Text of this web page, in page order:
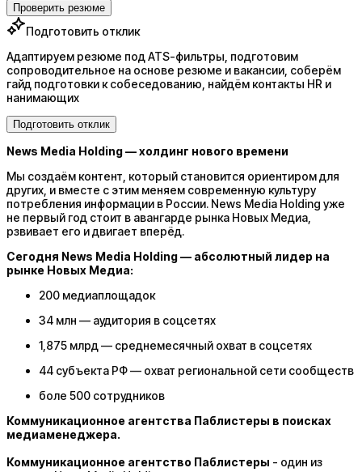
Проверить резюме
Подготовить отклик
Адаптируем резюме под ATS-фильтры, подготовим
сопроводительное на основе резюме и вакансии, соберём
гайд подготовки к собеседованию, найдём контакты HR и
нанимающих
Подготовить отклик
News Media Holding — холдинг нового времени
Мы создаём контент, который становится ориентиром для
других, и вместе с этим меняем современную культуру
потребления информации в России. News Media Holding уже
не первый год стоит в авангарде рынка Новых Медиа,
рзвивает его и двигает вперёд.
Сегодня News Media Holding — абсолютный лидер на
рынке Новых Медиа:
200 медиаплощадок
34 млн — аудитория в соцсетях
1,875 млрд — среднемесячный охват в соцсетях
44 субъекта РФ — охват региональной сети сообществ
боле 500 сотрудников
Коммуникационное агентства Паблистеры в поисках
медиаменеджера.
Коммуникационное агентство Паблистеры - один из